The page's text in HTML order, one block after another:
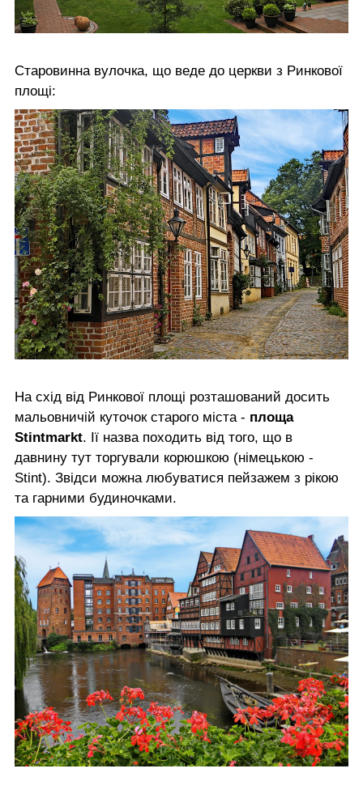
Старовинна вулочка, що веде до церкви з Ринкової
площі:
На схід від Ринкової площі розташований досить
мальовничій куточок старого міста - площа
Stintmarkt. Ії назва походить від того, що в
давнину тут торгували корюшкою (німецькою -
Stint). Звідси можна любуватися пейзажем з рікою
та гарними будиночками.